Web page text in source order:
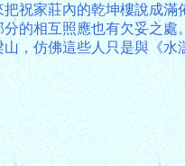
祝家莊內的乾坤樓說成
的相互照應也有欠妥之
，仿佛這些人只是與《